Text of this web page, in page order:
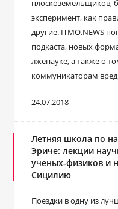
плоскоземельщиков,
эксперимент, как
другие. ITMO.NEWS
подкаста, новых
лженауке, а также о
коммуникаторам
24.07.2018
Летняя школа по
Эриче: лекции
ученых-физиков и
Сицилию
Поездки в одну из